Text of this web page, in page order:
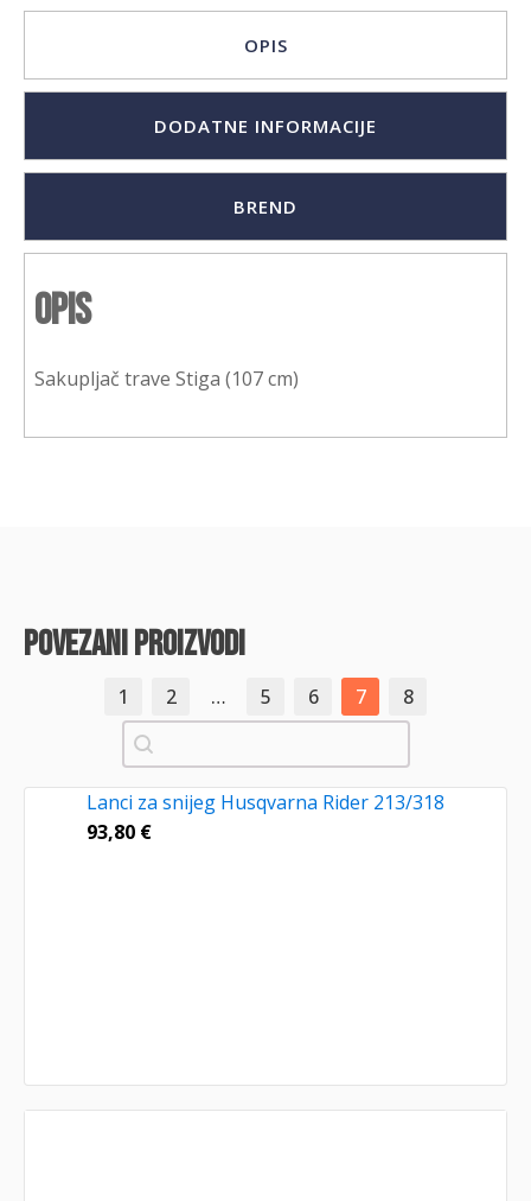
OPIS
DODATNE INFORMACIJE
BREND
Opis
Sakupljač trave Stiga (107 cm)
povezani proizvodi
1 2 … 5 6 7
8
Pretraži
Lanci za snijeg Husqvarna Rider 213/318
93,80 €